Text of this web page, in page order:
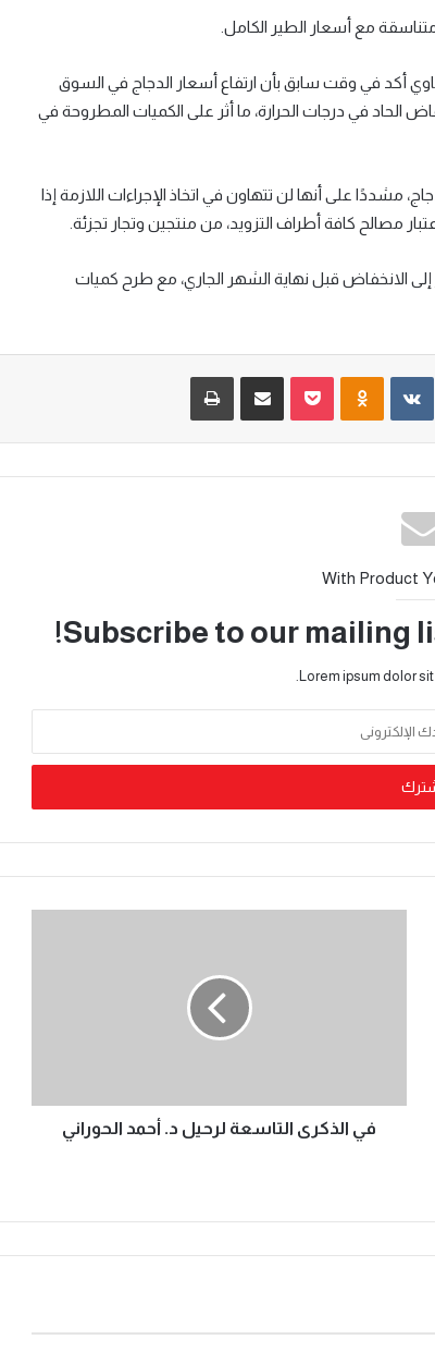
مع أسعار الطير الكامل.
أكد في وقت سابق بأن ارتفاع أسعار الدجاج في السوق
الحاد في درجات الحرارة، ما أثر على الكميات المطروحة في
مشددًا على أنها لن تتهاون في اتخاذ الإجراءات اللازمة إذا
مصالح كافة أطراف التزويد، من منتجين وتجار تجزئة.
الانخفاض قبل نهاية الشهر الجاري، مع طرح كميات
With Product
Subscribe to our mailing
Lorem ipsum dolor
في الذكرى التاسعة لرحيل د. أحمد الحوراني